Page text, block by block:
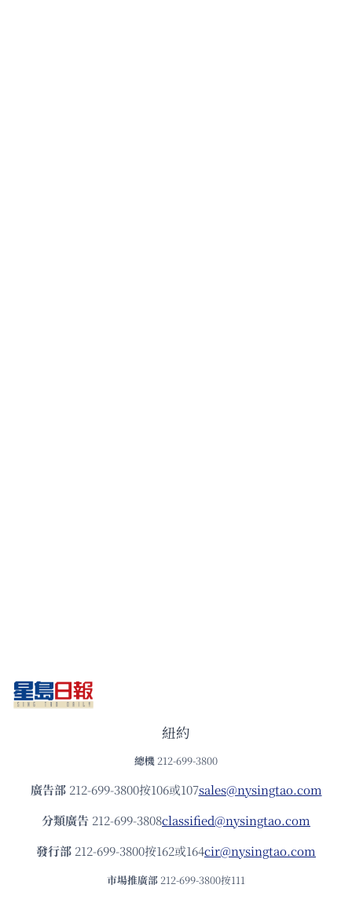
紐約
總機 212-699-3800
廣告部212-699-3800按106或107sales@nysingtao.com
分類廣告 212-699-3808classified@nysingtao.com
發⾏部 212-699-3800按162或164cir@nysingtao.com
市場推廣部 212-699-3800按111